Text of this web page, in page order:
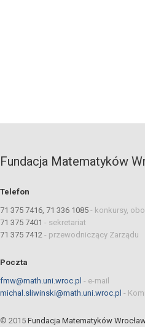
Fundacja Matematyków
Telefon
71 375 7416, 71 336 1085 - konkursy,
71 375 7401 - sekretariat
71 375 7412 - przewodniczący Zarządu
Poczta
fmw@math.uni.wroc.pl - e-mail
michal.sliwinski@math.uni.wroc.pl -
© 2015 Fundacja Matematyków